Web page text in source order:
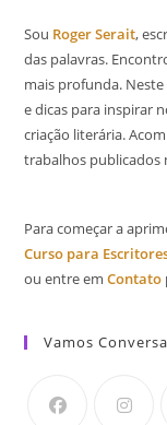
Sou Roger Serait,
das palavras.
mais profunda.
e dicas para inspirar
criação literária.
trabalhos publicados
Para começar a
Curso para
ou entre emContato
Vamos